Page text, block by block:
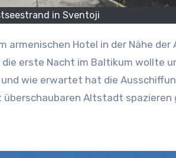
in Sventoji
erste Nacht im Baltikum wollte
wie erwartet hat die
Altstadt